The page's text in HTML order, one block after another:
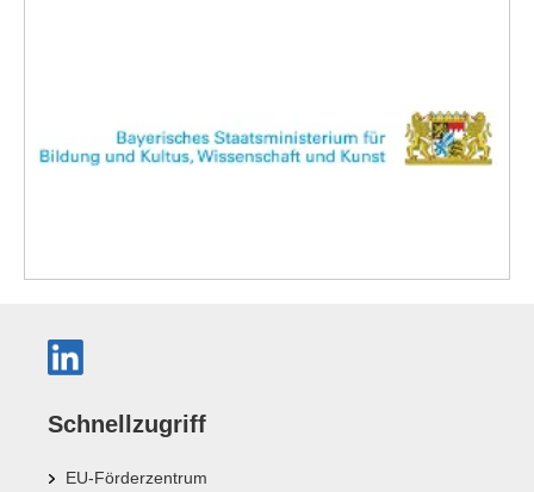
Schnellzugriff
EU-Förderzentrum